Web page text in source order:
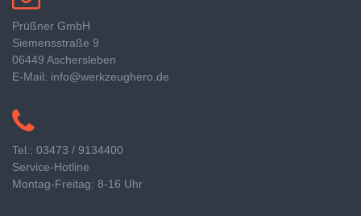
Prüßner GmbH
Siemensstraße 9
06449 Aschersleben
E-Mail: info@werkzeughero.de
Tel.: 03473 / 9134400
Service-Hotline
Montag-Freitag: 8-16 Uhr